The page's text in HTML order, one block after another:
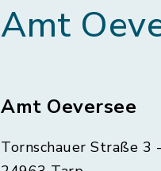
Amt
Amt Oeversee
Tornschauer Straße 3